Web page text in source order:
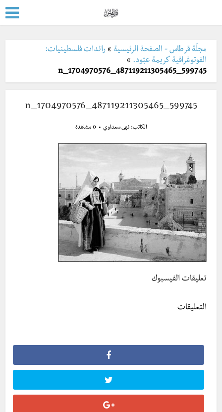
مجلّة قرطاس - الصفحة الرئيسية »رائدات فلسطينيات:
الفوتوغرافية كريمة عبّود. »
599745_487119211305465_1704970576_n
599745_487119211305465_1704970576_n
الكاتب:نهى سعداوي 0 مشاهدة
تعليقات الفيسبوك
التعليقات